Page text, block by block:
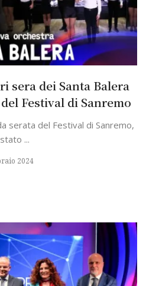
sera dei Santa Balera
Festival di Sanremo
serata del Festival di Sanremo,
...
2024